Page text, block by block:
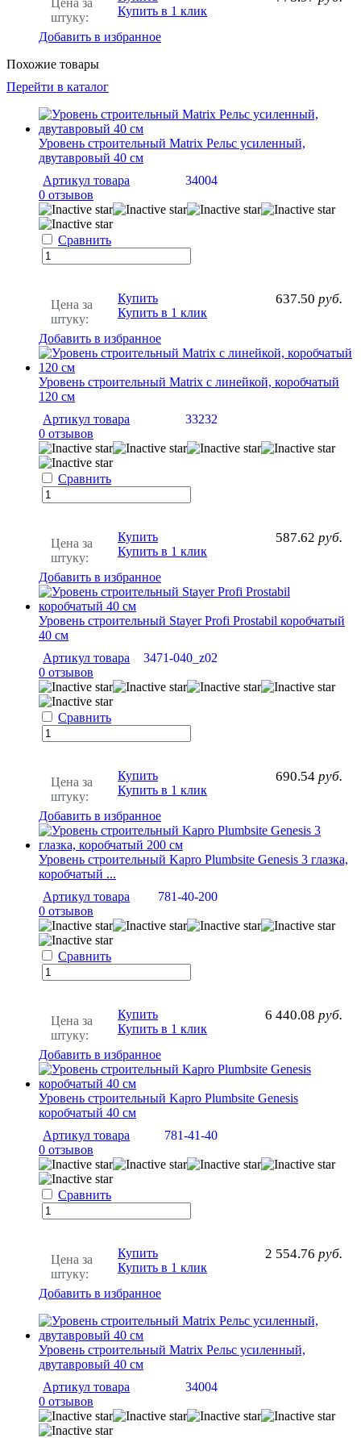
штуку:
Купить в 1 клик
Добавить в избранное
Похожие товары
Перейти в каталог
Уровень строительный Matrix Рельс усиленный,
двутавровый 40 см
Артикул товара
34004
0 отзывов
Сравнить
Цена за
штуку:
637.50 руб.
Купить
Купить в 1 клик
Добавить в избранное
Уровень строительный Matrix с линейкой, коробчатый
120 см
Артикул товара
33232
0 отзывов
Сравнить
Цена за
штуку:
587.62 руб.
Купить
Купить в 1 клик
Добавить в избранное
Уровень строительный Stayer Profi Prostabil коробчатый
40 см
Артикул товара
3471-040_z02
0 отзывов
Сравнить
Цена за
штуку:
690.54 руб.
Купить
Купить в 1 клик
Добавить в избранное
Уровень строительный Kapro Plumbsite Genesis 3 глазка,
коробчатый ...
Артикул товара
781-40-200
0 отзывов
Сравнить
Цена за
штуку:
6 440.08 руб.
Купить
Купить в 1 клик
Добавить в избранное
Уровень строительный Kapro Plumbsite Genesis
коробчатый 40 см
Артикул товара
781-41-40
0 отзывов
Сравнить
Цена за
штуку:
2 554.76 руб.
Купить
Купить в 1 клик
Добавить в избранное
Уровень строительный Matrix Рельс усиленный,
двутавровый 40 см
Артикул товара
34004
0 отзывов